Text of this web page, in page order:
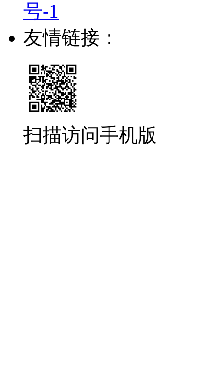
号-1
友情链接：
扫描访问手机版